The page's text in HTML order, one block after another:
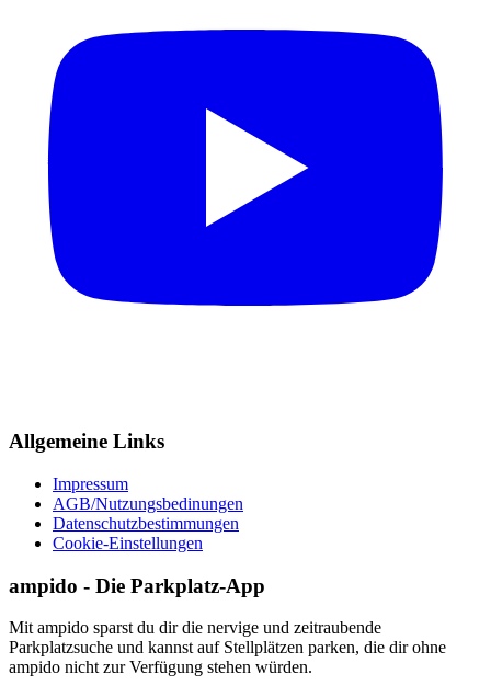
Allgemeine Links
Impressum
AGB/Nutzungsbedinungen
Datenschutzbestimmungen
Cookie-Einstellungen
ampido - Die Parkplatz-App
Mit ampido sparst du dir die nervige und zeitraubende
Parkplatzsuche und kannst auf Stellplätzen parken, die dir ohne
ampido nicht zur Verfügung stehen würden.